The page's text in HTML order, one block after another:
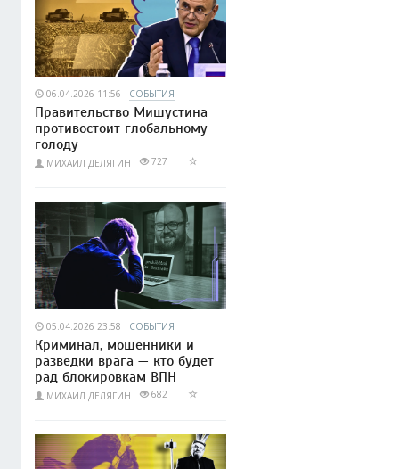
06.04.2026 11:56 СОБЫТИЯ
Правительство Мишустина
противостоит глобальному
голоду
МИХАИЛ ДЕЛЯГИН 727
05.04.2026 23:58 СОБЫТИЯ
Криминал, мошенники и
разведки врага — кто будет
рад блокировкам ВПН
МИХАИЛ ДЕЛЯГИН 682